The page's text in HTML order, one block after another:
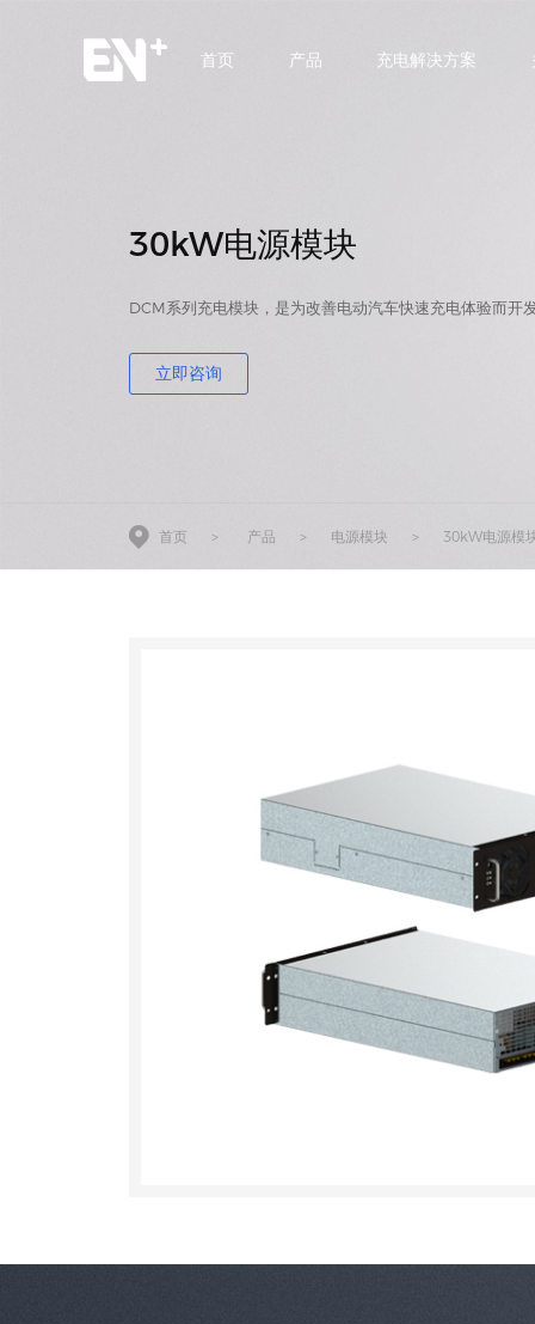
首页 产品 充电解决方案
30kW电源模块
DCM系列充电模块，是为改善电动汽车快速充电体验而开
立即咨询
首页 > 产品 > 电源模块 > 30kW电源模